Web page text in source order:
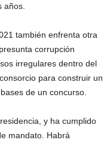
años.
también enfrenta otra
corrupción
irregulares dentro del
para construir un
de un concurso.
y ha cumplido
mandato. Habrá